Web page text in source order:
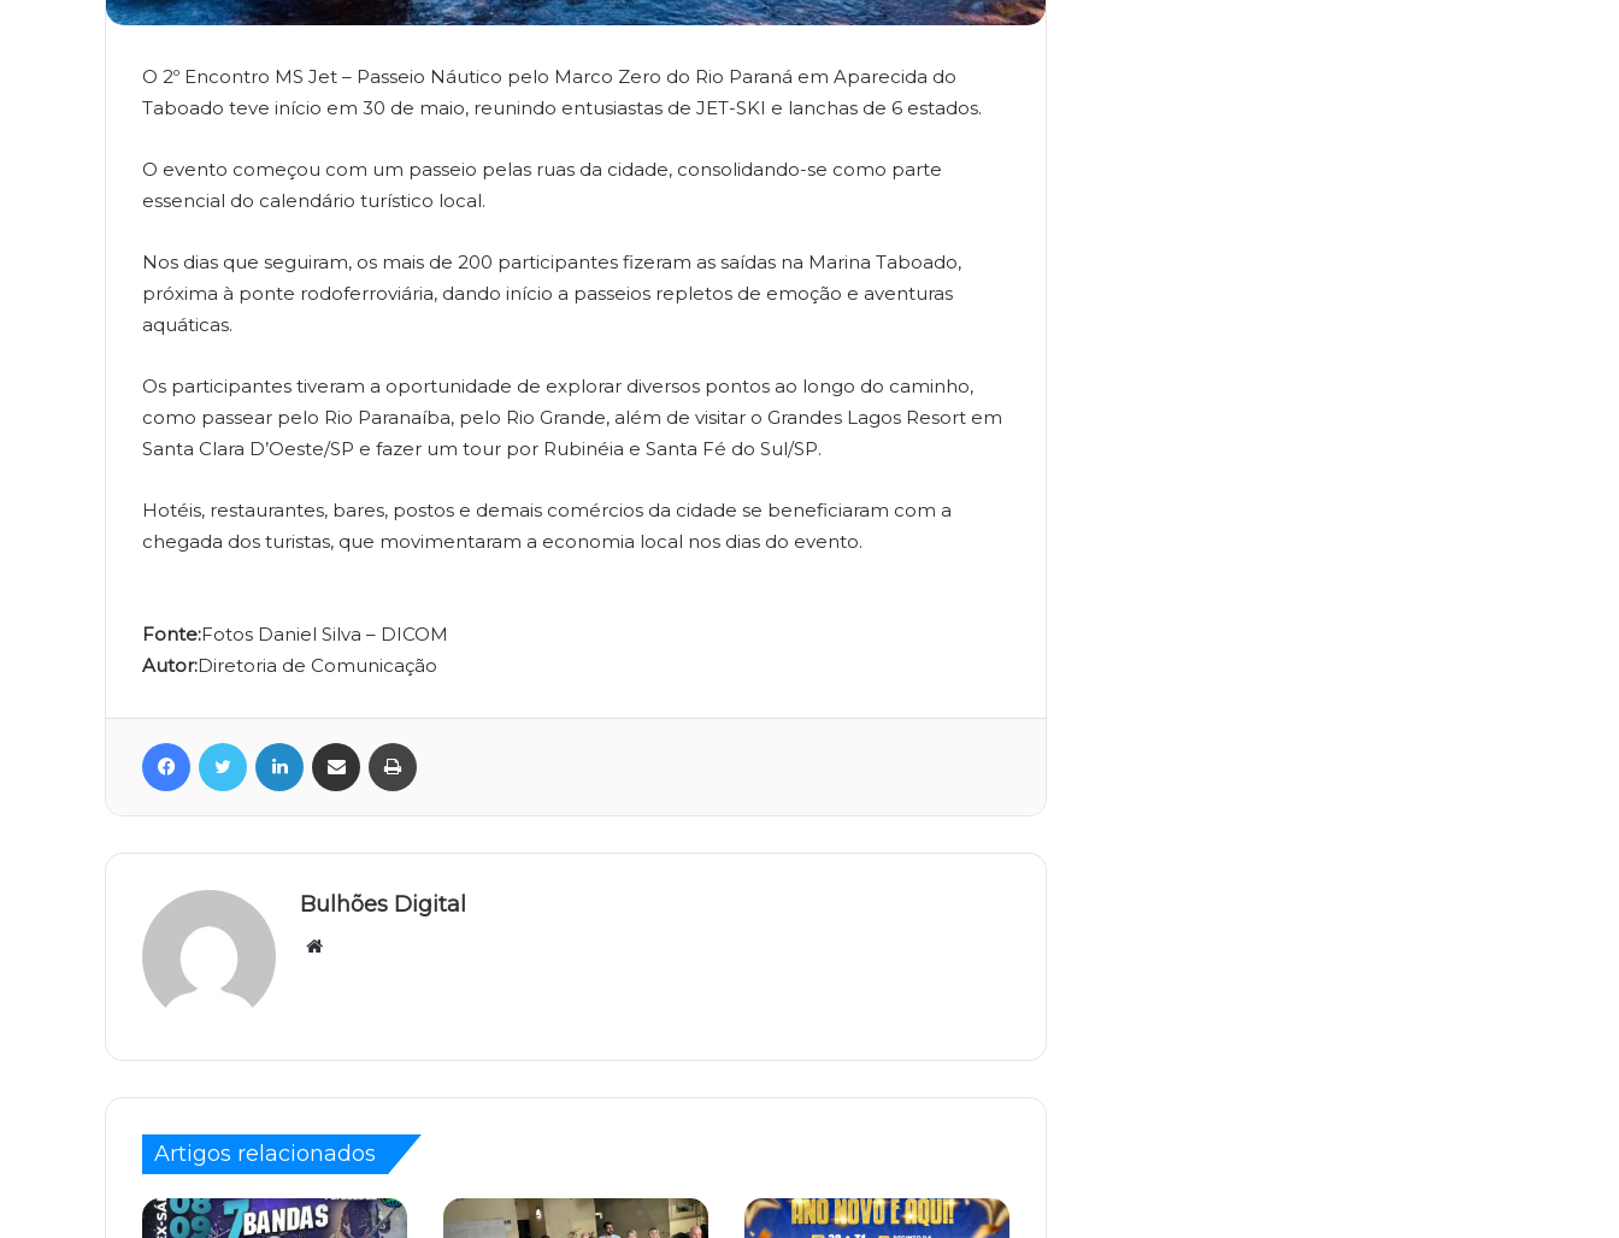
O 2º Encontro MS Jet – Passeio Náutico pelo Marco Zero do Rio Paraná em Aparecida do
Taboado teve início em 30 de maio, reunindo entusiastas de JET-SKI e lanchas de 6 estados.
O evento começou com um passeio pelas ruas da cidade, consolidando-se como parte
essencial do calendário turístico local.
Nos dias que seguiram, os mais de 200 participantes fizeram as saídas na Marina Taboado,
próxima à ponte rodoferroviária, dando início a passeios repletos de emoção e aventuras
aquáticas.
Os participantes tiveram a oportunidade de explorar diversos pontos ao longo do caminho,
como passear pelo Rio Paranaíba, pelo Rio Grande, além de visitar o Grandes Lagos Resort em
Santa Clara D’Oeste/SP e fazer um tour por Rubinéia e Santa Fé do Sul/SP.
Hotéis, restaurantes, bares, postos e demais comércios da cidade se beneficiaram com a
chegada dos turistas, que movimentaram a economia local nos dias do evento.
Fonte:Fotos Daniel Silva – DICOM
Autor:Diretoria de Comunicação
FacebookTwitter Linkedin Compartilhar via e-mail
Bulhões Digital
Website
Artigos relacionados